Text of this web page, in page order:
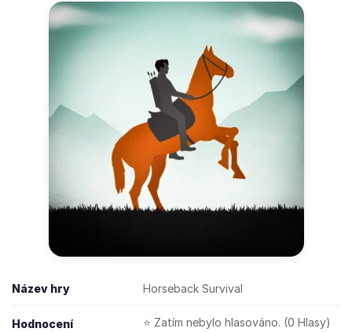
Název hry Horseback Survival
Hodnocení ⭐ Zatím nebylo hlasováno. (0 Hlasy)